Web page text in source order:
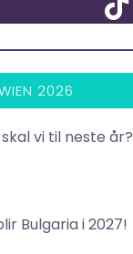
2026
vi til neste år?
Bulgaria i 2027!